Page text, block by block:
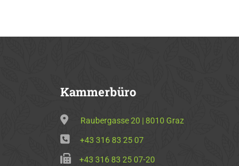
Kammerbüro
Raubergasse 20 | 8010 Graz
+43 316 83 25 07
+43 316 83 25 07-20